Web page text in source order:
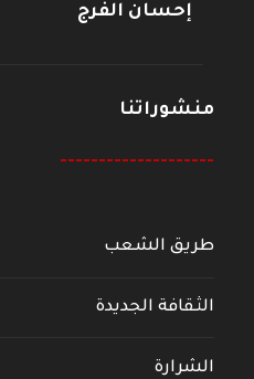
إحسان الفرج
منشوراتنا
--------------------
طريق الشعب
الثقافة الجديدة
الشرارة